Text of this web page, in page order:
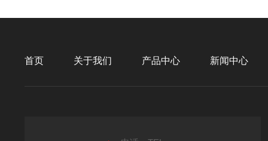
首页 关于我们 产品中心 新闻中心